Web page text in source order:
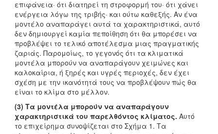
επιφάνεια· ότι διατηρεί τη στροφορμή του· ότι χάνει
ενέργεια λόγω της τριβής· και ούτω καθεξής. Αν ένα
μοντέλο αναπαράγει αυτά τα χαρακτηριστικά, αυτό
δεν δημιουργεί καμία πεποίθηση ότι θα μπορέσει να
προβλέψει το τελικό αποτέλεσμα μιας πραγματικής
ζαριάς. Παρομοίως, το γεγονός ότι τα κλιματικά
μοντέλα μπορούν να αναπαράγουν χειμώνες και
καλοκαίρια, ή ξηρές και υγρές περιοχές, δεν έχει
σχέση με την ικανότητά τους να προβλέψουν πώς θα
είναι το κλίμα στο μέλλον.
(3) Τα μοντέλα μπορούν να αναπαράγουν
χαρακτηριστικά του παρελθόντος κλίματος. Αυτό
το επιχείρημα συνοψίζεται στο Σχήμα 1. Τα